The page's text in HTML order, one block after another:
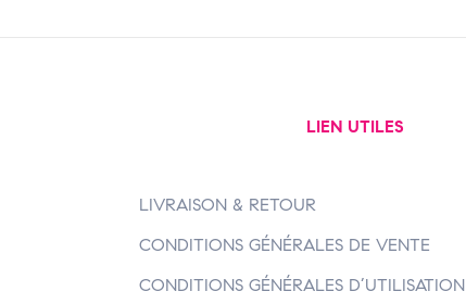
LIEN UTILES
LIVRAISON & RETOUR
CONDITIONS GÉNÉRALES DE VENTE
CONDITIONS GÉNÉRALES D’UTILISATION